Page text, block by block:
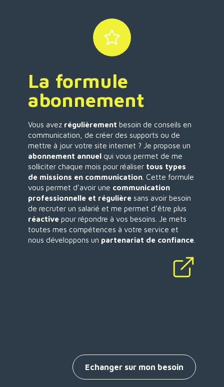
La formule
abonnement
Vous avez régulièrement besoin de conseils en
communication, de créer des supports ou de
mettre à jour votre site internet ? Je propose un
abonnement annuel qui vous permet de me
solliciter chaque mois pour réaliser tous types
de missions en communication . Cette formule
vous permet d’avoir une communication
professionnelle et régulière sans avoir besoin
de recruter un salarié et me permet d’être plus
réactive pour répondre à vos besoins. Je mets
toutes mes compétences à votre service et
nous développons un partenariat de confiance
Echanger sur mon besoin